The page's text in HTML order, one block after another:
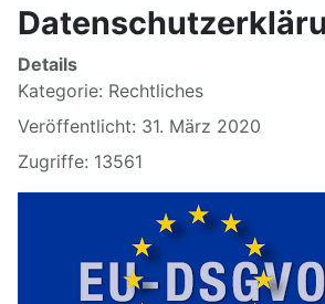
Details
Kategorie: Rechtliches
Veröffentlicht: 31. März 2020
Zugriffe: 13561